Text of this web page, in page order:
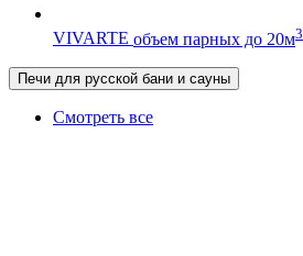
VIVARTE объем парных до 20м3
Печи для русской бани и сауны
Смотреть все